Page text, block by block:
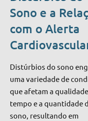
Sono e a
com o Alerta
Distúrbios do sono
uma variedade de
que afetam a
tempo e a quantidade
sono, resultando em